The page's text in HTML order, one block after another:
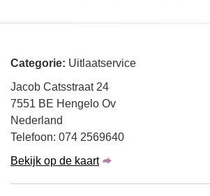
Categorie: Uitlaatservice
Jacob Catsstraat 24
7551 BE Hengelo Ov
Nederland
Telefoon: 074 2569640
Bekijk op de kaart